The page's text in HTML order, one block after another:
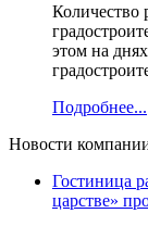
Количество
этом на
Подробнее...
Новости
Гостиница
царстве»